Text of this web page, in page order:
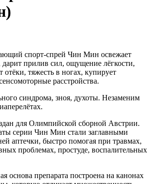
спорт-спрей Чин Мин освежает
дарит прилив сил, ощущение лёгкости,
отёки, тяжесть в ногах, купирует
расстройства.
синдрома, зноя, духоты. Незаменим
для Олимпийской сборной Австрии.
серии Чин Мин стали заглавными
аптечки, быстро помогая при травмах,
проблемах, простуде, воспалительных
основа препарата построена на канонах